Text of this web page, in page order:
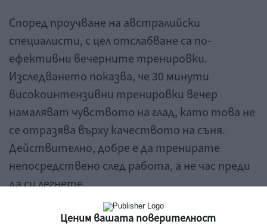
Ценим вашата поверителност
Според проучване на австралийски
специалисти, с цел отслабване са по-
ефективни вечерните тренировки.
Изследването показва, че 30 минути
високоинтензивни тренировки вечер
намаляват чувството на глад, като това не
се отразява върху качеството на съня.
Действително, добре е да тренирате
непосредствено след работа, а не час преди
да си легнете.
Учените от австралийския университет